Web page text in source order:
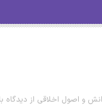
و اصول اخلاقی از دیدگاه